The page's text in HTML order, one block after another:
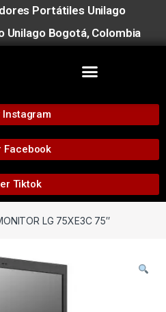
Portátiles Unilago
Unilago Bogotá, Colombia
Instagram
Facebook
Tiktok
LG 75XE3C 75″